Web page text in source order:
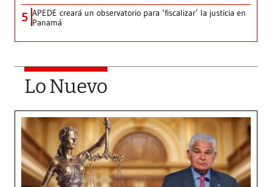
5 APEDE creará un observatorio para ‘fiscalizar’ la justicia en
Panamá
Lo Nuevo